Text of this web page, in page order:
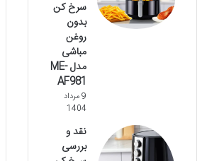
سرخ کن
بدون
روغن
مباشی
مدل ME-
AF981
9 مرداد
1404
نقد و
بررسی